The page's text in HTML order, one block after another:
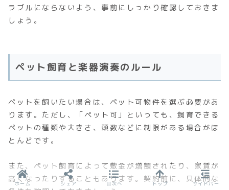
ラブルにならないよう、事前にしっかり確認しておきま
しょう。
ペット飼育と楽器演奏のルール
ペットを飼いたい場合は、ペット可物件を選ぶ必要があ
ります。ただし、「ペット可」といっても、飼育できる
ペットの種類や大きさ、頭数などに制限がある場合がほ
とんどです。
また、ペット飼育によって敷金が増額されたり、家賃が
高くなったりすることもあります。契約前に、具体的な
ホーム シェア 目次へ トップ サイドバー